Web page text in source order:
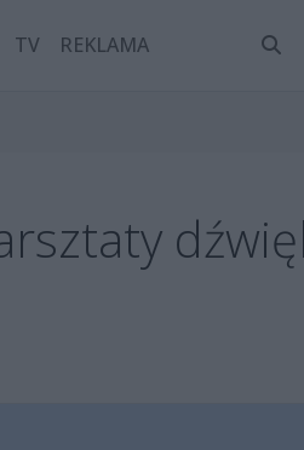
TV REKLAMA